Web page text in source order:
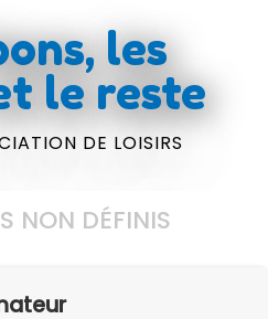
les
le reste
DE LOISIRS
NON DÉFINIS